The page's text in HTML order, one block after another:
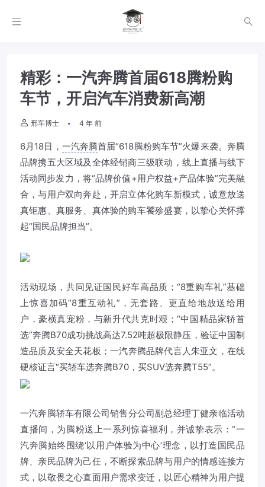
精彩：一汽奔腾首届618腾粉购
车节，开启汽车消费新高潮
邢车博士 4 年 前
6月18日， 一汽奔腾首届“618腾粉购车节”火爆来袭。奔腾
品牌携五大区域及全体经销商三级联动，线上直播与线下
活动同步发力，将“品牌价值+用户权益+产品体验”完美融
合，与用户双向奔赴，开启立体化购车新模式，诚意放送
真钜惠、真服务、真体验的购车饕殄盛宴，以挚心关怀撑
起“国民品牌担当”。
活动现场，共同见证国民好车高品质；“8重购车礼”基础
上惊喜加码“8重互动礼”，无套路、更直给地放送给用
户，豪横真宠粉，与新升代共克时艰；“中国精品家轿首
选”奔腾B70成功挑战高达7.52吨超极限静压，验证中国制
造品质及安全天花板； 一汽奔腾品牌代言人朱亚文，在线
硬核证言“买轿车选奔腾B70，买SUV选奔腾T55”。
一汽奔腾轿车有限公司销售分公司副总经理丁健亲临活动
直播间，为腾粉送上一系列惊喜福利，并诚挚表示：“一
汽奔腾始终围绕‘以用户体验为中心’理念，以打造国民品
牌、亲民品牌为己任，不断探索品牌与用户的情感连接方
式，以敬畏之心直面用户需求变迁，以匠心精神为用户提